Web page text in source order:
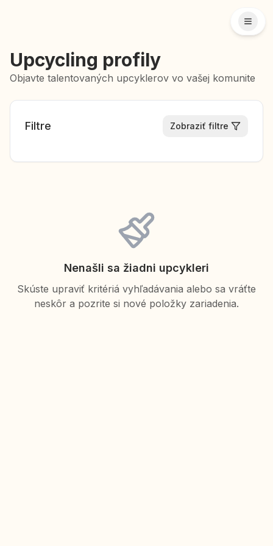
Upcycling profily
Objavte talentovaných upcyklerov vo vašej komunite
Filtre Zobraziť filtre
Nenašli sa žiadni upcykleri
Skúste upraviť kritériá vyhľadávania alebo sa vráťte
neskôr a pozrite si nové položky zariadenia.